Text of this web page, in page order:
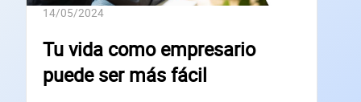
14/05/2024
Tu vida como empresario
puede ser más fácil
+50empresas financiadas en los últimos 30 días